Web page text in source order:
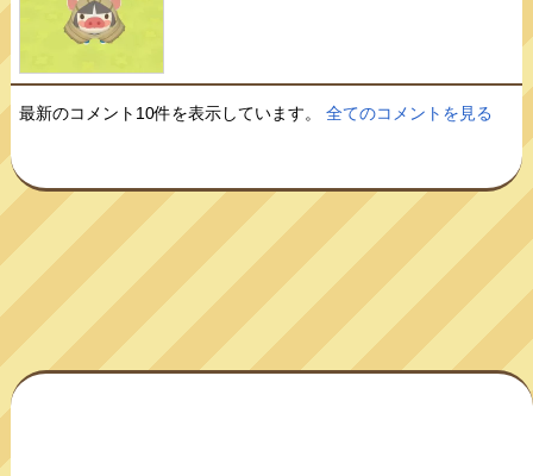
最新のコメント10件を表示しています。全てのコメントを見る